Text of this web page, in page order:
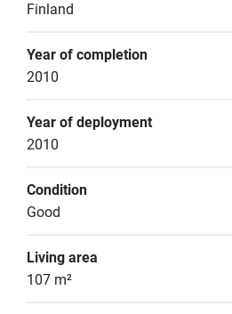
Finland
Year of completion
2010
Year of deployment
2010
Condition
Good
Living area
107 m²